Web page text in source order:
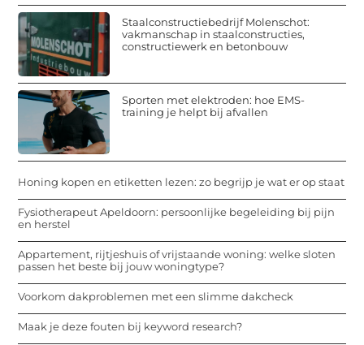
Staalconstructiebedrijf Molenschot:
vakmanschap in staalconstructies,
constructiewerk en betonbouw
Sporten met elektroden: hoe EMS-
training je helpt bij afvallen
Honing kopen en etiketten lezen: zo begrijp je wat er op staat
Fysiotherapeut Apeldoorn: persoonlijke begeleiding bij pijn
en herstel
Appartement, rijtjeshuis of vrijstaande woning: welke sloten
passen het beste bij jouw woningtype?
Voorkom dakproblemen met een slimme dakcheck
Maak je deze fouten bij keyword research?